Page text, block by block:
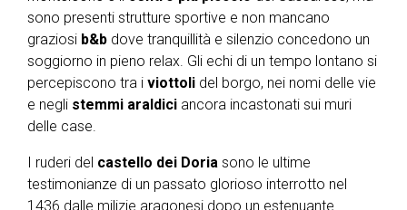
sono presenti strutture sportive e non mancano
graziosi b&b dove tranquillità e silenzio concedono un
soggiorno in pieno relax. Gli echi di un tempo lontano si
percepiscono tra i viottoli del borgo, nei nomi delle vie
e negli stemmi araldici ancora incastonati sui muri
delle case.
I ruderi del castello dei Doria sono le ultime
testimonianze di un passato glorioso interrotto nel
1436 dalle milizie aragonesi dopo un estenuante